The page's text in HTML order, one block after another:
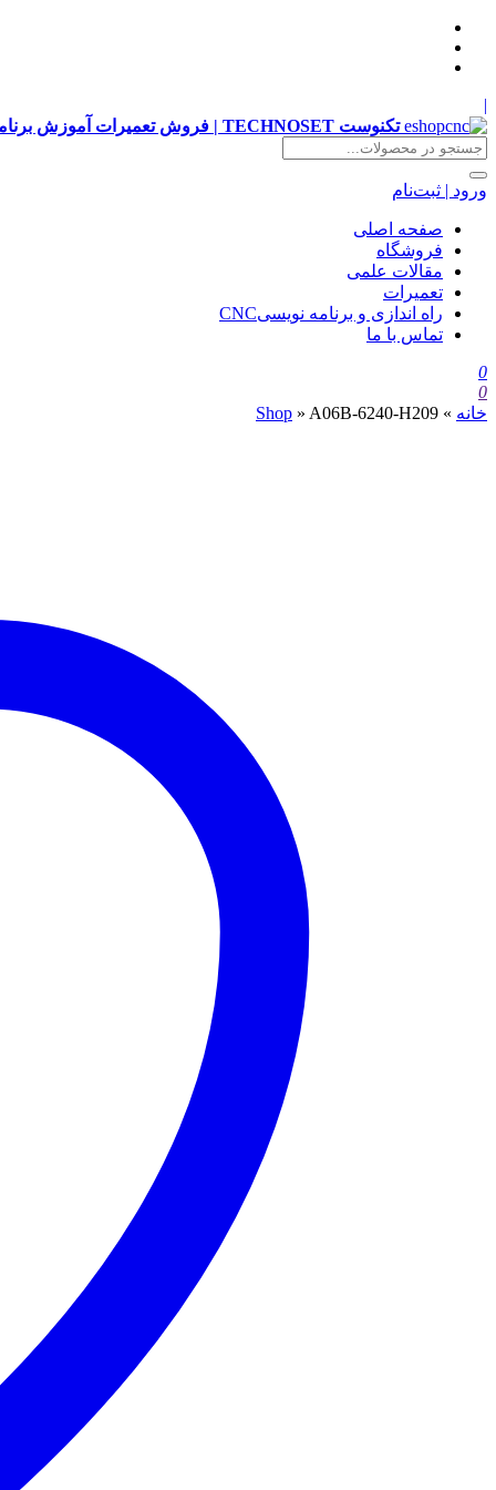
|
تکنوست TECHNOSET | فروش تعمیرات آموزش برنامه نویسی cnc زیمنس فانوک هایدن siemens ,fanuc, heidenhain ,hust, gsk
ورود | ثبت‌نام
صفحه اصلی
فروشگاه
مقالات علمی
تعمیرات
راه اندازی و برنامه نویسیCNC
تماس با ما
0
0
خانه »
Shop » A06B-6240-H209